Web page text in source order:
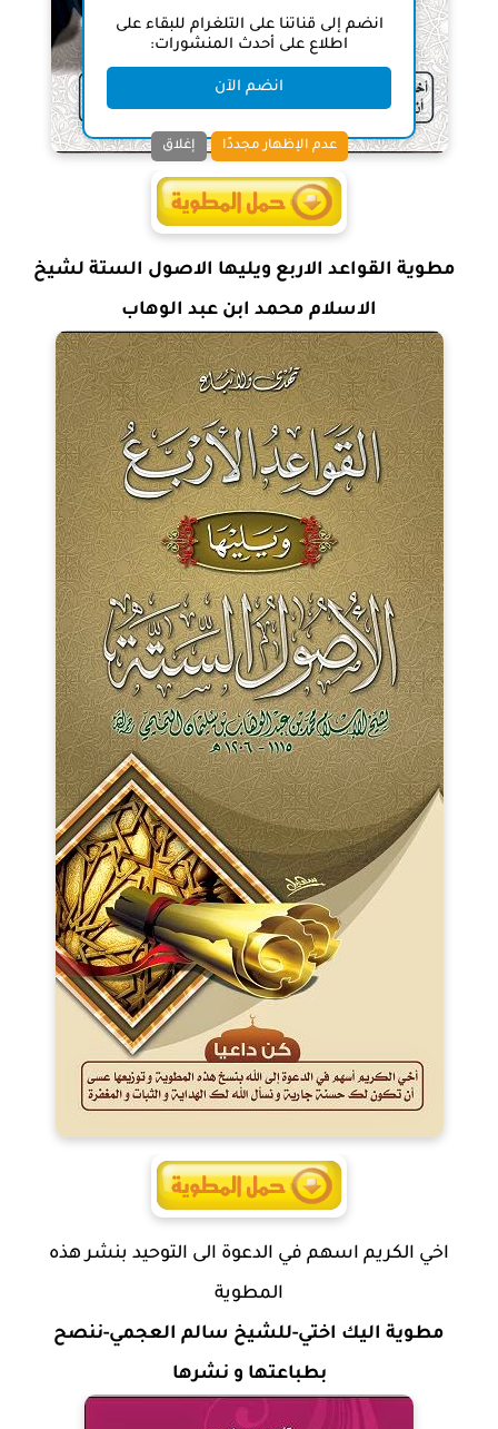
مطوية القواعد الاربع ويليها الاصول الستة لشيخ
الاسلام محمد ابن عبد الوهاب
اخي الكريم اسهم في الدعوة الى التوحيد بنشر هذه
المطوية
مطوية اليك اختي-للشيخ سالم العجمي-ننصح
بطباعتها و نشرها
انضم إلى قناتنا على التلغرام للبقاء على
اطلاع على أحدث المنشورات:
انضم الآن
عدم الإظهار مجددًا إغلاق